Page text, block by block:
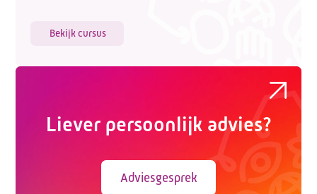
Bekijk cursus
Liever persoonlijk advies?
Adviesgesprek